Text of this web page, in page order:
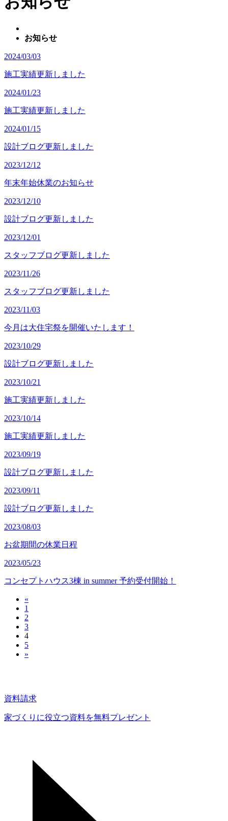
お知らせ
2024/03/03
施工実績更新しました
2024/01/23
施工実績更新しました
2024/01/15
設計ブログ更新しました
2023/12/12
年末年始休業のお知らせ
2023/12/10
設計ブログ更新しました
2023/12/01
スタッフブログ更新しました
2023/11/26
スタッフブログ更新しました
2023/11/03
今月は大住宅祭を開催いたします！
2023/10/29
設計ブログ更新しました
2023/10/21
施工実績更新しました
2023/10/14
施工実績更新しました
2023/09/19
設計ブログ更新しました
2023/09/11
設計ブログ更新しました
2023/08/03
お盆期間の休業日程
2023/05/23
コンセプトハウス3棟 in summer 予約受付開始！
送
り
«
1
2
3
4
5
»
資料請求
家づくりに役立つ資料を無料プレゼント